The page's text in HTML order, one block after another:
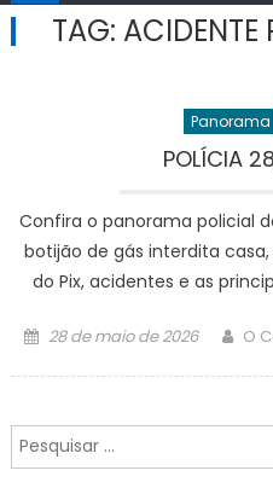
TAG: ACIDENTE
Panorama
POLÍCIA
Confira o panorama policial
botijão de gás interdita
do Pix, acidentes e as
Posted
28 de maio de 2026 O
Pesquisar
por: